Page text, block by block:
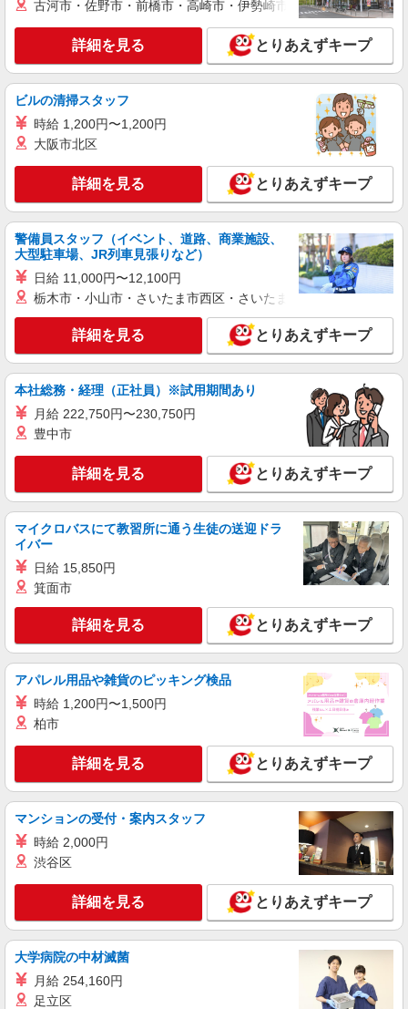
《JXYT1C》
アルミ加工・研磨・溶接・穴あけ・検査・梱包
月給：228,000円〜 月収例：321,000円(月給＋
各種手当)
滋賀県草津市 勤務地：草津市 通勤方法：徒歩/
車/バス/自転車/電車/バイク 最寄り駅：南草津駅か
ら徒歩19分・車9分 ※構内の（無料）駐車場利用
詳細を見る
株式会社テクノ・サービス/お仕事No/0889164
ピッキング・荷札貼り
時給1300円交通費全額支給
滋賀県草津市 ＊車・バイク通勤OK
キープ 詳細を見る
派遣社員
株式会社テクノ・サービス/お仕事No/0915009
ピッキング・積み込み
滋賀県草津市 ＊車・バイク通勤OK
キープ 詳細を見る
派遣社員
株式会社テクノ・サービス/お仕事No/0920312
滋賀県草津市 ＊車・バイク通勤OK
キープ 詳細を見る
派遣社員
株式会社テクノ・サービス/お仕事No/0914615
ピッキング・荷札確認
時給1300円交通費全額支給
滋賀県草津市 ＊車・バイク通勤OK
詳細を見る
派遣社員
株式会社テクノ・サービス/お仕事No/0892904
ピッキング、梱包業務
時給1200円交通費全額支給
詳細を見る
古河市・佐野市・前橋市・高崎市・伊勢崎市・太田市・館林市
詳細を見る とりあえずキープ
ビルの清掃スタッフ
時給 1,200円〜1,200円
大阪市北区
詳細を見る とりあえずキープ
警備員スタッフ（イベント、道路、商業施設、
大型駐車場、JR列車見張りなど）
日給 11,000円〜12,100円
栃木市・小山市・さいたま市西区・さいたま市岩槻区・久喜市・
詳細を見る とりあえずキープ
本社総務・経理（正社員）※試用期間あり
月給 222,750円〜230,750円
豊中市
詳細を見る とりあえずキープ
マイクロバスにて教習所に通う生徒の送迎ドラ
イバー
日給 15,850円
箕面市
詳細を見る とりあえずキープ
アパレル用品や雑貨のピッキング検品
時給 1,200円〜1,500円
柏市
詳細を見る とりあえずキープ
マンションの受付・案内スタッフ
時給 2,000円
渋谷区
詳細を見る とりあえずキープ
大学病院の中材滅菌
月給 254,160円
足立区